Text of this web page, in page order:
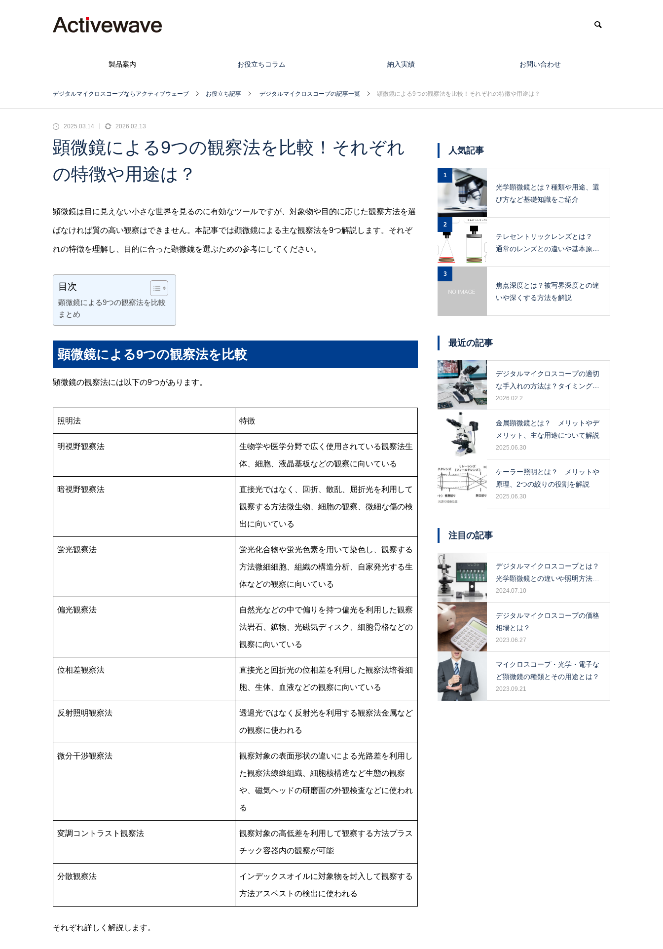
製品案内 お役立ちコラム 納入実績 お問い合わせ
デジタルマイクロスコープならアクティブウェーブ お役立ち記事 デジタルマイクロスコープの記事一覧 顕微鏡による9つの観察法を比較！それぞれの特徴や用途は？
2025.03.14 2026.02.13
顕微鏡による9つの観察法を比較！それぞれ
の特徴や用途は？
顕微鏡は目に見えない小さな世界を見るのに有効なツールですが、対象物や目的に応じた観察方法を選
ばなければ質の高い観察はできません。本記事では顕微鏡による主な観察法を9つ解説します。それぞ
れの特徴を理解し、目的に合った顕微鏡を選ぶための参考にしてください。
目次
顕微鏡による9つの観察法を比較
まとめ
顕微鏡による9つの観察法を比較
顕微鏡の観察法には以下の9つがあります。
照明法 特徴
明視野観察法 生物学や医学分野で広く使用されている観察法生
体、細胞、液晶基板などの観察に向いている
暗視野観察法 直接光ではなく、回折、散乱、屈折光を利用して
観察する方法微生物、細胞の観察、微細な傷の検
出に向いている
蛍光観察法 蛍光化合物や蛍光色素を用いて染色し、観察する
方法微細細胞、組織の構造分析、自家発光する生
体などの観察に向いている
偏光観察法 自然光などの中で偏りを持つ偏光を利用した観察
法岩石、鉱物、光磁気ディスク、細胞骨格などの
観察に向いている
位相差観察法 直接光と回折光の位相差を利用した観察法培養細
胞、生体、血液などの観察に向いている
反射照明観察法 透過光ではなく反射光を利用する観察法金属など
の観察に使われる
微分干渉観察法 観察対象の表面形状の違いによる光路差を利用し
た観察法線維組織、細胞核構造など生態の観察
や、磁気ヘッドの研磨面の外観検査などに使われ
る
変調コントラスト観察法 観察対象の高低差を利用して観察する方法プラス
チック容器内の観察が可能
分散観察法 インデックスオイルに対象物を封入して観察する
方法アスベストの検出に使われる
それぞれ詳しく解説します。
人気記事
1
光学顕微鏡とは？種類や用途、選
び方など基礎知識をご紹介
2
テレセントリックレンズとは？
通常のレンズとの違いや基本原
3
焦点深度とは？被写界深度との違
いや深くする方法を解説
最近の記事
デジタルマイクロスコープの適切
な手入れの方法は？タイミングや
保管場所も解説！
2026.02.2
金属顕微鏡とは？ メリットやデ
メリット、主な用途について解説
2025.06.30
ケーラー照明とは？ メリットや
原理、2つの絞りの役割を解説
2025.06.30
注目の記事
デジタルマイクロスコープとは？
光学顕微鏡との違いや照明方法に
ついて解説！
2024.07.10
デジタルマイクロスコープの価格
相場とは？
2023.06.27
マイクロスコープ・光学・電子な
ど顕微鏡の種類とその用途とは？
2023.09.21